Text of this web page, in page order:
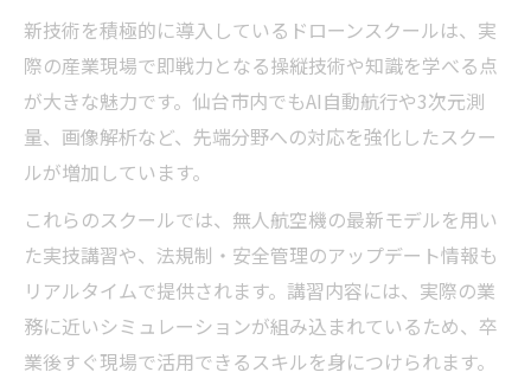
現場で活きる知識と安全管理の重要性につ
いて
話題のドローンスクールで実践力が身につく理
由
ドローンスクールの実技講習で得られる実
践力
新技術を現場で学べるカリキュラムの魅力
とは
産業用ドローン操作に強いスクールの特徴
紹介
新技術を積極的に導入しているドローンスクールは、実
際の産業現場で即戦力となる操縦技術や知識を学べる点
が大きな魅力です。仙台市内でもAI自動航行や3次元測
量、画像解析など、先端分野への対応を強化したスクー
ルが増加しています。
これらのスクールでは、無人航空機の最新モデルを用い
た実技講習や、法規制・安全管理のアップデート情報も
リアルタイムで提供されます。講習内容には、実際の業
務に近いシミュレーションが組み込まれているため、卒
業後すぐ現場で活用できるスキルを身につけられます。